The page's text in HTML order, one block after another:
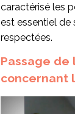
caractérisé les
est essentiel de
respectées.
Passage de
concernant